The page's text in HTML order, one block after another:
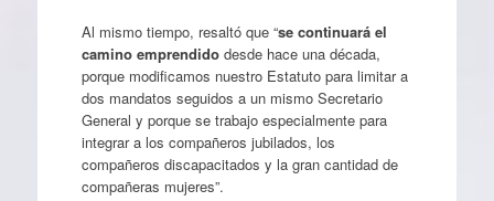
Al mismo tiempo, resaltó que “se continuará el
camino emprendido desde hace una década,
porque modificamos nuestro Estatuto para limitar a
dos mandatos seguidos a un mismo Secretario
General y porque se trabajo especialmente para
integrar a los compañeros jubilados, los
compañeros discapacitados y la gran cantidad de
compañeras mujeres”.